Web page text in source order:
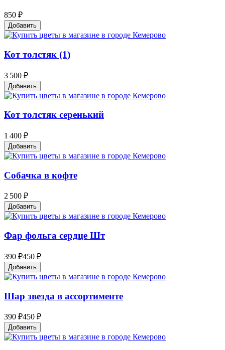
850 ₽
Добавить
Кот толстяк (1)
3 500 ₽
Добавить
Кот толстяк серенький
1 400 ₽
Добавить
Собачка в кофте
2 500 ₽
Добавить
Фар фольга сердце Шт
390 ₽450 ₽
Добавить
Шар звезда в ассортименте
390 ₽450 ₽
Добавить